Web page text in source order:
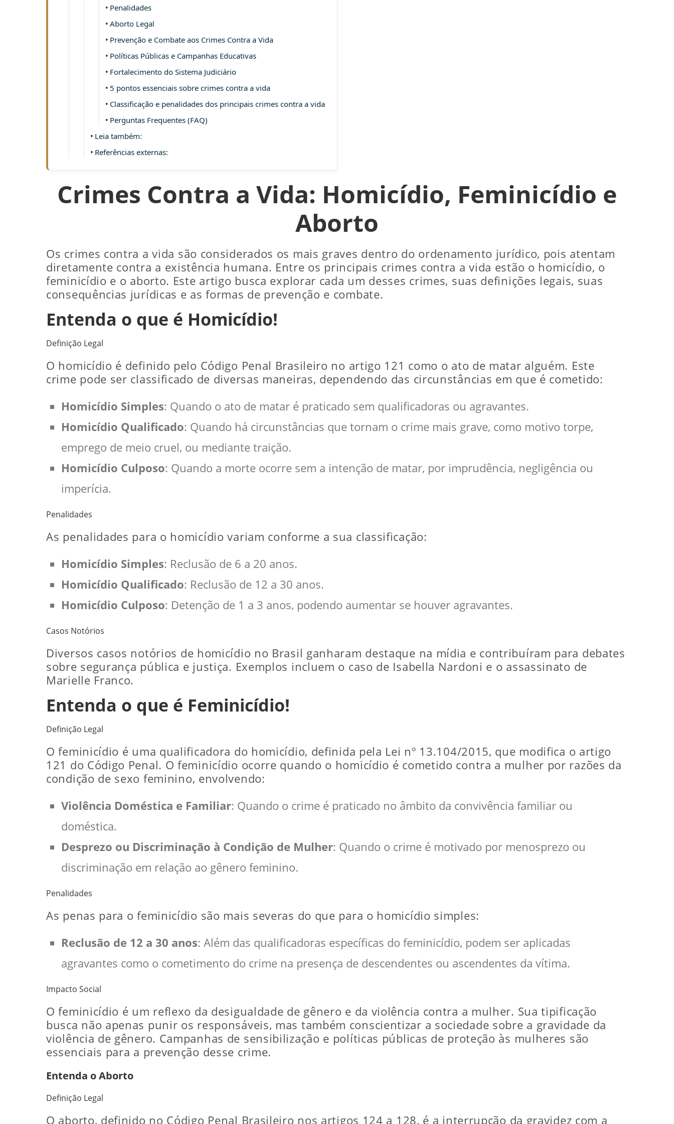
Penalidades
Aborto Legal
Prevenção e Combate aos Crimes Contra a Vida
Políticas Públicas e Campanhas Educativas
Fortalecimento do Sistema Judiciário
5 pontos essenciais sobre crimes contra a vida
Classificação e penalidades dos principais crimes contra a vida
Perguntas Frequentes (FAQ)
Leia também:
Referências externas:
Crimes Contra a Vida: Homicídio, Feminicídio e
Aborto
Os crimes contra a vida são considerados os mais graves dentro do ordenamento jurídico, pois atentam
diretamente contra a existência humana. Entre os principais crimes contra a vida estão o homicídio, o
feminicídio e o aborto. Este artigo busca explorar cada um desses crimes, suas definições legais, suas
consequências jurídicas e as formas de prevenção e combate.
Entenda o que é Homicídio!
Definição Legal
O homicídio é definido pelo Código Penal Brasileiro no artigo 121 como o ato de matar alguém. Este
crime pode ser classificado de diversas maneiras, dependendo das circunstâncias em que é cometido:
Homicídio Simples: Quando o ato de matar é praticado sem qualificadoras ou agravantes.
Homicídio Qualificado: Quando há circunstâncias que tornam o crime mais grave, como motivo torpe,
emprego de meio cruel, ou mediante traição.
Homicídio Culposo: Quando a morte ocorre sem a intenção de matar, por imprudência, negligência ou
imperícia.
Penalidades
As penalidades para o homicídio variam conforme a sua classificação:
Homicídio Simples: Reclusão de 6 a 20 anos.
Homicídio Qualificado: Reclusão de 12 a 30 anos.
Homicídio Culposo: Detenção de 1 a 3 anos, podendo aumentar se houver agravantes.
Casos Notórios
Diversos casos notórios de homicídio no Brasil ganharam destaque na mídia e contribuíram para debates
sobre segurança pública e justiça. Exemplos incluem o caso de Isabella Nardoni e o assassinato de
Marielle Franco.
Entenda o que é Feminicídio!
Definição Legal
O feminicídio é uma qualificadora do homicídio, definida pela Lei nº 13.104/2015, que modifica o artigo
121 do Código Penal. O feminicídio ocorre quando o homicídio é cometido contra a mulher por razões da
condição de sexo feminino, envolvendo:
Violência Doméstica e Familiar: Quando o crime é praticado no âmbito da convivência familiar ou
doméstica.
Desprezo ou Discriminação à Condição de Mulher: Quando o crime é motivado por menosprezo ou
discriminação em relação ao gênero feminino.
Penalidades
As penas para o feminicídio são mais severas do que para o homicídio simples:
Reclusão de 12 a 30 anos: Além das qualificadoras específicas do feminicídio, podem ser aplicadas
agravantes como o cometimento do crime na presença de descendentes ou ascendentes da vítima.
Impacto Social
O feminicídio é um reflexo da desigualdade de gênero e da violência contra a mulher. Sua tipificação
busca não apenas punir os responsáveis, mas também conscientizar a sociedade sobre a gravidade da
violência de gênero. Campanhas de sensibilização e políticas públicas de proteção às mulheres são
essenciais para a prevenção desse crime.
Entenda o Aborto
Definição Legal
O aborto, definido no Código Penal Brasileiro nos artigos 124 a 128, é a interrupção da gravidez com a